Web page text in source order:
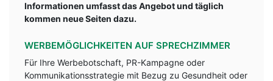
Informationen umfasst das Angebot und täglich
kommen neue Seiten dazu.
WERBEMÖGLICHKEITEN AUF SPRECHZIMMER
Für Ihre Werbebotschaft, PR-Kampagne oder
Kommunikationsstrategie mit Bezug zu Gesundheit oder